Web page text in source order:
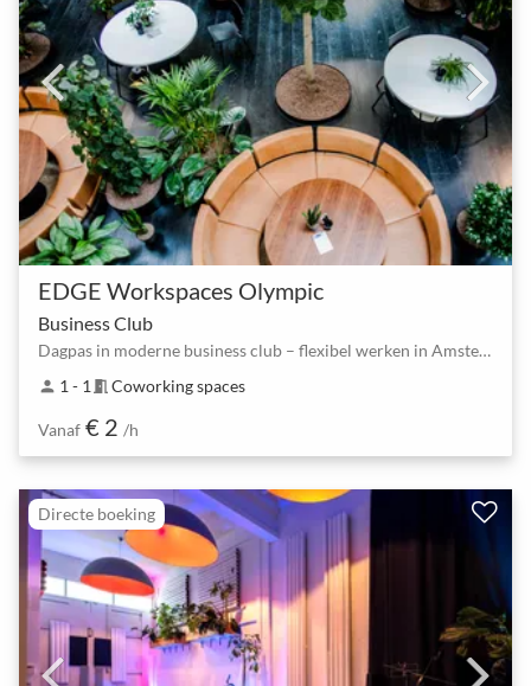
EDGE Workspaces Olympic
Business Club
Dagpas in moderne business club – flexibel werken in Amsterdam‑Zuid
person 1 - 1 meeting_room Coworking spaces
Vanaf € 2 /h
Directe boeking